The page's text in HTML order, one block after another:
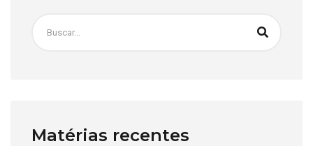
Matérias recentes